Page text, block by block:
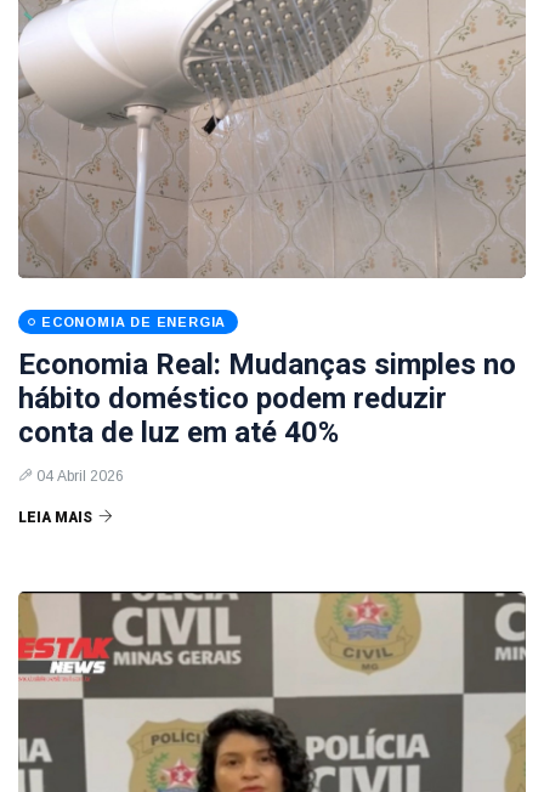
ECONOMIA DE ENERGIA
Economia Real: Mudanças simples no
hábito doméstico podem reduzir
conta de luz em até 40%
04 Abril 2026
LEIA MAIS